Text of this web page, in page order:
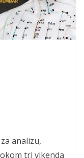
analizu,
tri vikenda